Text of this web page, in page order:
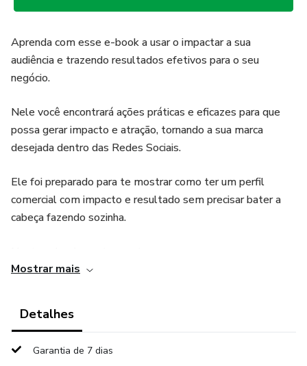
Aprenda com esse e-book a usar o impactar a sua
audiência e trazendo resultados efetivos para o seu
negócio.
Nele você encontrará ações práticas e eficazes para que
possa gerar impacto e atração, tornando a sua marca
desejada dentro das Redes Sociais.
Ele foi preparado para te mostrar como ter um perfil
comercial com impacto e resultado sem precisar bater a
cabeça fazendo sozinha.
por meio de um Posicionamento Digital Autêntico.
Mostrar mais
Detalhes
Garantia de 7 dias